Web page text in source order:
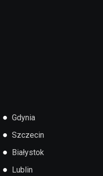
● Gdynia
● Szczecin
● Białystok
● Lublin